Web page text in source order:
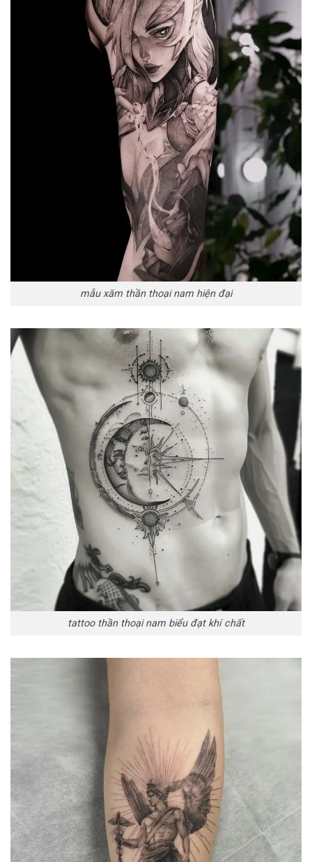
mẫu xăm thần thoại nam hiện đại
tattoo thần thoại nam biểu đạt khí chất